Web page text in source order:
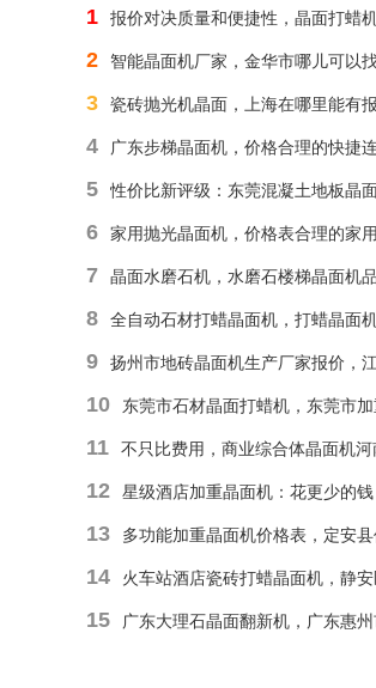
1
2
3
4
5
6 家用抛光晶面机，价格表合理的家
7
8
9
10
11
12
13
14
15